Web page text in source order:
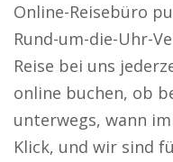
Online-Reisebüro
Rund-um-die-Uhr-
Reise bei uns
online buchen, ob
unterwegs, wann
Klick, und wir sind